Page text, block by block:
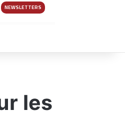
INSCRIPTION
NEWSLETTERS
les